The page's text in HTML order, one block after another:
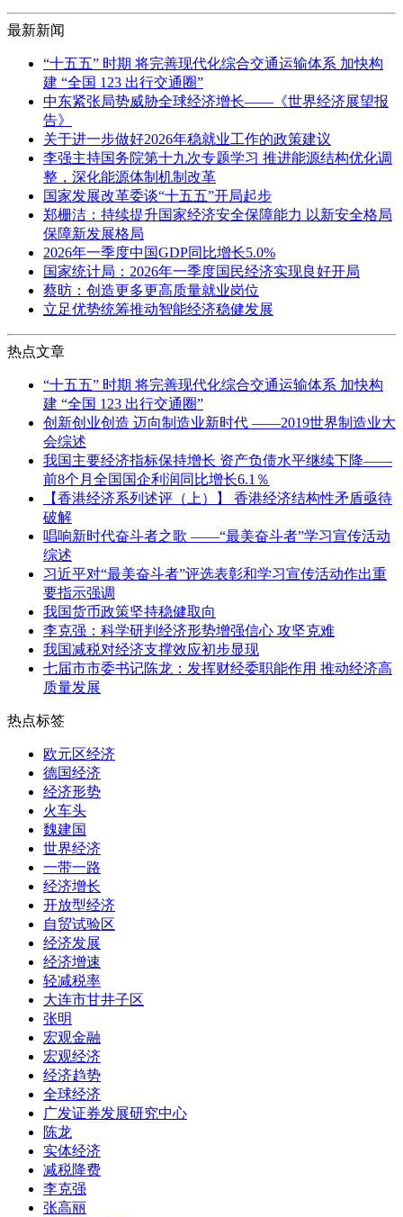
最新新闻
“十五五” 时期 将完善现代化综合交通运输体系 加快构
建 “全国 123 出行交通圈”
中东紧张局势威胁全球经济增长——《世界经济展望报
告》
关于进一步做好2026年稳就业工作的政策建议
李强主持国务院第十九次专题学习 推进能源结构优化调
整，深化能源体制机制改革
国家发展改革委谈“十五五”开局起步
郑栅洁：持续提升国家经济安全保障能力 以新安全格局
保障新发展格局
2026年一季度中国GDP同比增长5.0%
国家统计局：2026年一季度国民经济实现良好开局
蔡昉：创造更多更高质量就业岗位
立足优势统筹推动智能经济稳健发展
热点文章
“十五五” 时期 将完善现代化综合交通运输体系 加快构
建 “全国 123 出行交通圈”
创新创业创造 迈向制造业新时代 ——2019世界制造业大
会综述
我国主要经济指标保持增长 资产负债水平继续下降——
前8个月全国国企利润同比增长6.1％
【香港经济系列述评（上）】 香港经济结构性矛盾亟待
破解
唱响新时代奋斗者之歌 ——“最美奋斗者”学习宣传活动
综述
习近平对“最美奋斗者”评选表彰和学习宣传活动作出重
要指示强调
我国货币政策坚持稳健取向
李克强：科学研判经济形势增强信心 攻坚克难
我国减税对经济支撑效应初步显现
七届市市委书记陈龙：发挥财经委职能作用 推动经济高
质量发展
热点标签
欧元区经济
德国经济
经济形势
火车头
魏建国
世界经济
一带一路
经济增长
开放型经济
自贸试验区
经济发展
经济增速
轻减税率
大连市甘井子区
张明
宏观金融
宏观经济
经济趋势
全球经济
广发证券发展研究中心
陈龙
实体经济
减税降费
李克强
张高丽